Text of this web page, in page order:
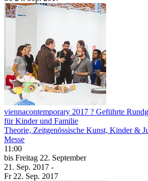
viennacontemporary 2017 ? Geführte
für Kinder und Familie
Theorie, Zeitgenössische Kunst, Kinder &
Messe
11:00
bis Freitag 22. September
21. Sep. 2017 -
Fr 22. Sep. 2017